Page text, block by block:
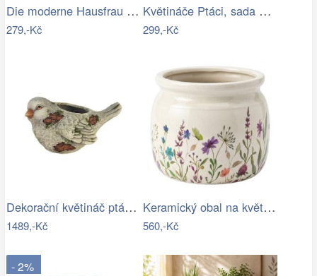
Die moderne Hausfrau Nástěnný květináč…
279,-Kč
Květináče Ptáci, sada 2 ks
299,-Kč
Dekorační květináč pták X3710
1489,-Kč
Keramický obal na květináč s lučními…
560,-Kč
- 2%